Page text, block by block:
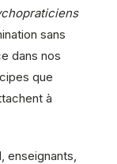
sans
dans nos
que
à
enseignants,